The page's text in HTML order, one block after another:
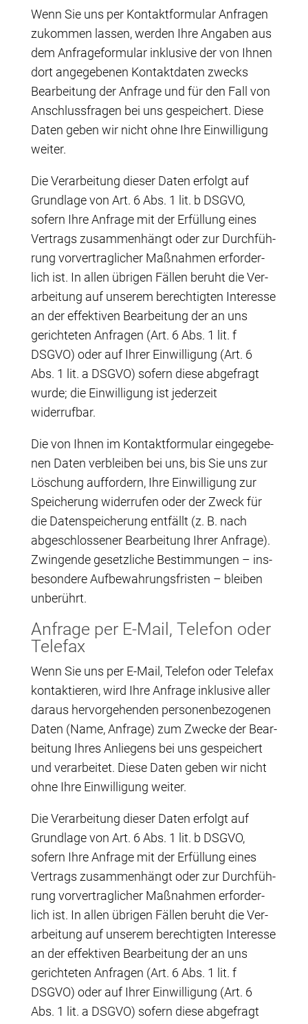
Wenn Sie uns per Kon­takt­for­mu­lar Anfra­gen
zukom­men las­sen, wer­den Ihre Anga­ben aus
dem Anfra­ge­for­mu­lar inklu­si­ve der von Ihnen
dort ange­ge­be­nen Kon­takt­da­ten zwecks
Bear­bei­tung der Anfra­ge und für den Fall von
Anschluss­fra­gen bei uns gespei­chert. Die­se
Daten geben wir nicht ohne Ihre Ein­wil­li­gung
weiter.
Die Ver­ar­bei­tung die­ser Daten erfolgt auf
Grund­la­ge von Art. 6 Abs. 1 lit. b DSGVO,
sofern Ihre Anfra­ge mit der Erfül­lung eines
Ver­trags zusam­men­hängt oder zur Durch­füh­
rung vor­ver­trag­li­cher Maß­nah­men erfor­der­
lich ist. In allen übri­gen Fäl­len beruht die Ver­
ar­bei­tung auf unse­rem berech­tig­ten Inter­es­se
an der effek­ti­ven Bear­bei­tung der an uns
gerich­te­ten Anfra­gen (Art. 6 Abs. 1 lit. f
DSGVO) oder auf Ihrer Ein­wil­li­gung (Art. 6
Abs. 1 lit. a DSGVO) sofern die­se abge­fragt
wur­de; die Ein­wil­li­gung ist jeder­zeit
widerrufbar.
Die von Ihnen im Kon­takt­for­mu­lar ein­ge­ge­be­
nen Daten ver­blei­ben bei uns, bis Sie uns zur
Löschung auf­for­dern, Ihre Ein­wil­li­gung zur
Spei­che­rung wider­ru­fen oder der Zweck für
die Daten­spei­che­rung ent­fällt (z. B. nach
abge­schlos­se­ner Bear­bei­tung Ihrer Anfra­ge).
Zwin­gen­de gesetz­li­che Bestim­mun­gen – ins­
be­son­de­re Auf­be­wah­rungs­fris­ten – blei­ben
unberührt.
Anfra­ge per E‑Mail, Tele­fon oder
Telefax
Wenn Sie uns per E‑Mail, Tele­fon oder Tele­fax
kon­tak­tie­ren, wird Ihre Anfra­ge inklu­si­ve aller
dar­aus her­vor­ge­hen­den per­so­nen­be­zo­ge­nen
Daten (Name, Anfra­ge) zum Zwe­cke der Bear­
bei­tung Ihres Anlie­gens bei uns gespei­chert
und ver­ar­bei­tet. Die­se Daten geben wir nicht
ohne Ihre Ein­wil­li­gung weiter.
Die Ver­ar­bei­tung die­ser Daten erfolgt auf
Grund­la­ge von Art. 6 Abs. 1 lit. b DSGVO,
sofern Ihre Anfra­ge mit der Erfül­lung eines
Ver­trags zusam­men­hängt oder zur Durch­füh­
rung vor­ver­trag­li­cher Maß­nah­men erfor­der­
lich ist. In allen übri­gen Fäl­len beruht die Ver­
ar­bei­tung auf unse­rem berech­tig­ten Inter­es­se
an der effek­ti­ven Bear­bei­tung der an uns
gerich­te­ten Anfra­gen (Art. 6 Abs. 1 lit. f
DSGVO) oder auf Ihrer Ein­wil­li­gung (Art. 6
Abs. 1 lit. a DSGVO) sofern die­se abge­fragt